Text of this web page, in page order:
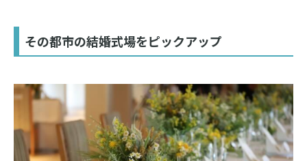
その都市の結婚式場をピックアップ